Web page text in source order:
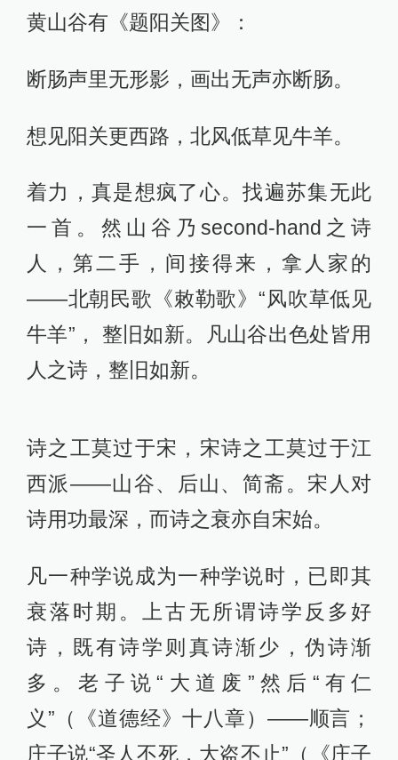
黄山谷有《题阳关图》：
断肠声里无形影，画出无声亦断肠。
想见阳关更西路，北风低草见牛羊。
着力，真是想疯了心。找遍苏集无此
一首。然山谷乃second-hand之诗
人，第二手，间接得来，拿人家的
——北朝民歌《敕勒歌》“风吹草低见
牛羊”， 整旧如新。凡山谷出色处皆用
人之诗，整旧如新。
诗之工莫过于宋，宋诗之工莫过于江
西派——山谷、后山、简斋。宋人对
诗用功最深，而诗之衰亦自宋始。
凡一种学说成为一种学说时，已即其
衰落时期。上古无所谓诗学反多好
诗，既有诗学则真诗渐少，伪诗渐
多。老子说“大道废”然后“有仁
义”（《道德经》十八章）——顺言；
庄子说“圣人不死，大盗不止”（《庄子